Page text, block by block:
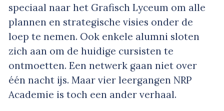
speciaal naar het Grafisch Lyceum om alle
plannen en strategische visies onder de
loep te nemen. Ook enkele alumni sloten
zich aan om de huidige cursisten te
ontmoetten. Een netwerk gaan niet over
één nacht ijs. Maar vier leergangen NRP
Academie is toch een ander verhaal.